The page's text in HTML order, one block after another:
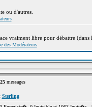
ou d'autres.
vraiment libre pour débattre (dans
des Modérateurs
messages
Sterling